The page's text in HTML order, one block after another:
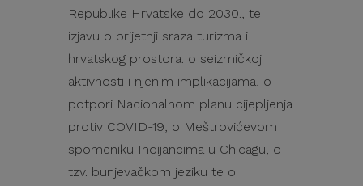
Republike Hrvatske do 2030., te
izjavu o prijetnji sraza turizma i
hrvatskog prostora. o seizmičkoj
aktivnosti i njenim implikacijama, o
potpori Nacionalnom planu cijepljenja
protiv COVID-19, o Meštrovićevom
spomeniku Indijancima u Chicagu, o
tzv. bunjevačkom jeziku te o